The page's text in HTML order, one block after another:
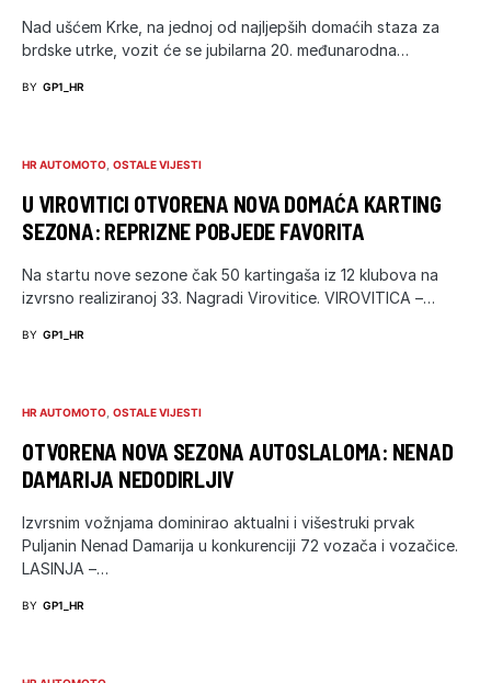
Nad ušćem Krke, na jednoj od najljepših domaćih staza za
brdske utrke, vozit će se jubilarna 20. međunarodna…
BY GP1_HR
HR AUTOMOTO OSTALE VIJESTI
U VIROVITICI OTVORENA NOVA DOMAĆA KARTING
SEZONA: REPRIZNE POBJEDE FAVORITA
Na startu nove sezone čak 50 kartingaša iz 12 klubova na
izvrsno realiziranoj 33. Nagradi Virovitice. VIROVITICA –…
BY GP1_HR
HR AUTOMOTO OSTALE VIJESTI
OTVORENA NOVA SEZONA AUTOSLALOMA: NENAD
DAMARIJA NEDODIRLJIV
Izvrsnim vožnjama dominirao aktualni i višestruki prvak
Puljanin Nenad Damarija u konkurenciji 72 vozača i vozačice.
LASINJA –…
BY GP1_HR